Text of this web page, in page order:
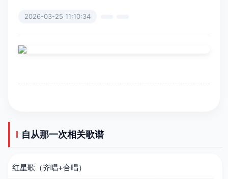
2026-03-25 11:10:34
自从那一次相关歌谱
红星歌（齐唱+合唱）